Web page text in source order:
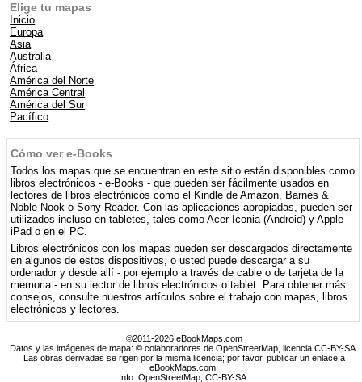
Elige tu mapas
Inicio
Europa
Asia
Australia
África
América del Norte
América Central
América del Sur
Pacífico
Cómo ver e-Books
Todos los mapas que se encuentran en este sitio están disponibles como
libros electrónicos - e-Books - que pueden ser fácilmente usados ​​en
lectores de libros electrónicos como el Kindle de Amazon, Barnes &
Noble Nook o Sony Reader. Con las aplicaciones apropiadas, pueden ser
utilizados incluso en tabletes, tales como Acer Iconia (Android) y Apple
iPad o en el PC.
Libros electrónicos con los mapas pueden ser descargados directamente
en algunos de estos dispositivos, o usted puede descargar a su
ordenador y desde allí - por ejemplo a través de cable o de tarjeta de la
memoria - en su lector de libros electrónicos o tablet. Para obtener más
consejos, consulte nuestros artículos sobre el trabajo con mapas, libros
electrónicos y lectores.
©2011-2026 eBookMaps.com
Datos y las imágenes de mapa: © colaboradores de OpenStreetMap, licencia CC-BY-SA.
Las obras derivadas se rigen por la misma licencia; por favor, publicar un enlace a
eBookMaps.com.
Info:OpenStreetMap ,CC-BY-SA